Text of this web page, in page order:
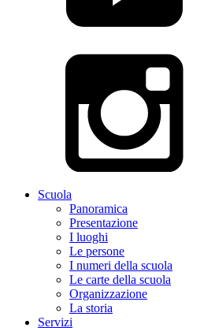
Scuola
Panoramica
Presentazione
I luoghi
Le persone
I numeri della scuola
Le carte della scuola
Organizzazione
La storia
Servizi